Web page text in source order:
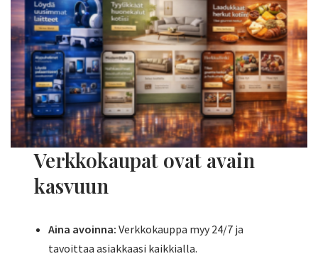
Verkkokaupat ovat avain
kasvuun
Aina avoinna: Verkkokauppa myy 24/7 ja
tavoittaa asiakkaasi kaikkialla.